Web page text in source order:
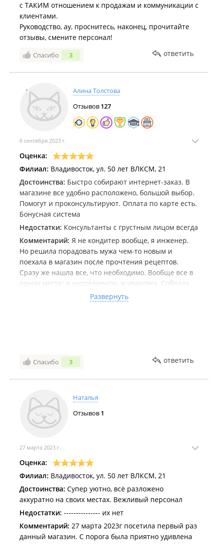
с ТАКИМ отношением к продажам и коммуникации с
клиентами.
Руководство, ау, проснитесь, наконец, прочитайте
отзывы, смените персонал!
Спасибо 3 ответить
Алина Толстова
Отзывов 127
6 сентября 2023 г.
Оценка:
Филиал: Владивосток, ул. 50 лет ВЛКСМ, 21
Достоинства: Быстро собирают интернет-заказ. В
магазине все удобно расположено, большой выбор.
Помогут и проконсультируют. Оплата по карте есть.
Бонусная система
Недостатки: Консультанты с грустным лицом всегда
Комментарий: Я не кондитер вообще, я инженер.
Но решила порадовать мужа чем-то новым и
поехала в магазин после прочтения рецептов.
Сразу же нашла все, что необходимо. Вообще все в
одном месте: и ингредиенты, и упаковка. Собрала
заказ на сайте вечером, утром уже позвонили и
сообщили, что собирают. Выбор такой большой, что
Развернуть
Спасибо 3 ответить
Наталья
Отзывов 1
27 марта 2023 г.
Оценка:
Филиал: Владивосток, ул. 50 лет ВЛКСМ, 21
Достоинства: Супер уютно, всё разложено
аккуратно на своих местах. Вежливый персонал
Недостатки: --------------- их нет
Комментарий: 27 марта 2023г посетила первый раз
данный магазин. С порога была приятно удивлена